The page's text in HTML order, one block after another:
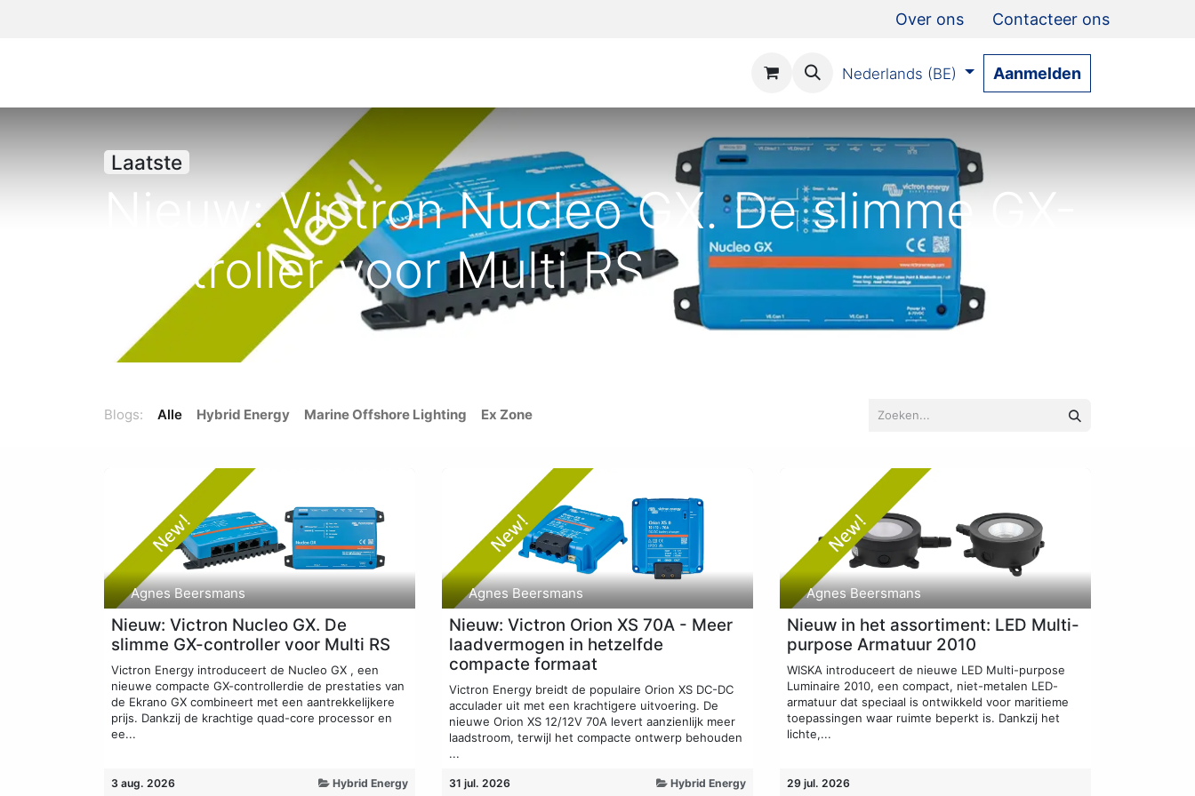
Over ons Contacteer ons
Nederlands (BE) Aanmelden
Laatste
Nieuw: Victron Nucleo GX. De slimme GX-
controller voor Multi RS
Blogs: Alle Hybrid Energy Marine Offshore Lighting Ex Zone
Agnes Beersmans
Nieuw: Victron Nucleo GX. De
slimme GX-controller voor Multi RS
Victron Energy introduceert de Nucleo GX , een
nieuwe compacte GX-controllerdie de prestaties van
de Ekrano GX combineert met een aantrekkelijkere
prijs. Dankzij de krachtige quad-core processor en
ee...
3 aug. 2026 Hybrid Energy
Agnes Beersmans
Nieuw: Victron Orion XS 70A - Meer
laadvermogen in hetzelfde
compacte formaat
Victron Energy breidt de populaire Orion XS DC-DC
acculader uit met een krachtigere uitvoering. De
nieuwe Orion XS 12/12V 70A levert aanzienlijk meer
laadstroom, terwijl het compacte ontwerp behouden
...
31 jul. 2026 Hybrid Energy
Agnes Beersmans
Nieuw in het assortiment: LED Multi-
purpose Armatuur 2010
WISKA introduceert de nieuwe LED Multi-purpose
Luminaire 2010, een compact, niet-metalen LED-
armatuur dat speciaal is ontwikkeld voor maritieme
toepassingen waar ruimte beperkt is. Dankzij het
lichte,...
29 jul. 2026